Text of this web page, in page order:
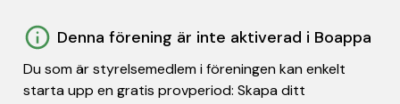
Denna förening är inte aktiverad i Boappa
Du som är styrelsemedlem i föreningen kan enkelt
starta upp en gratis provperiod: Skapa ditt